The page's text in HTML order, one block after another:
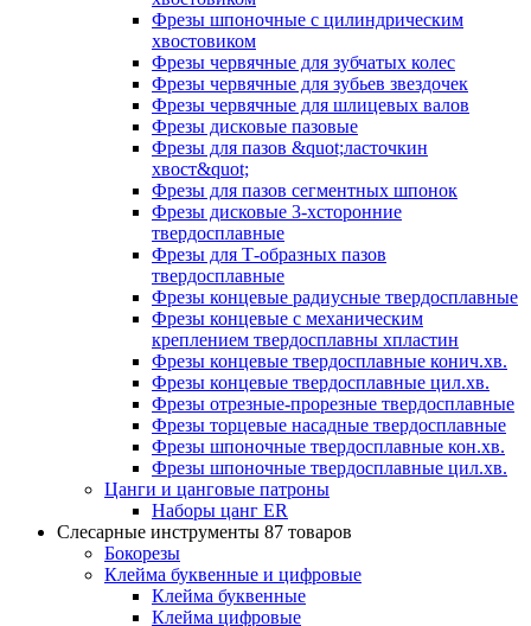
Фрезы шпоночные с цилиндрическим
хвостовиком
Фрезы червячные для зубчатых колес
Фрезы червячные для зубьев звездочек
Фрезы червячные для шлицевых валов
Фрезы дисковые пазовые
Фрезы для пазов &quot;ласточкин
хвост&quot;
Фрезы для пазов сегментных шпонок
Фрезы дисковые 3-хсторонние
твердосплавные
Фрезы для Т-образных пазов
твердосплавные
Фрезы концевые радиусные твердосплавные
Фрезы концевые с механическим
креплением твердосплавны хпластин
Фрезы концевые твердосплавные конич.хв.
Фрезы концевые твердосплавные цил.хв.
Фрезы отрезные-прорезные твердосплавные
Фрезы торцевые насадные твердосплавные
Фрезы шпоночные твердосплавные кон.хв.
Фрезы шпоночные твердосплавные цил.хв.
Цанги и цанговые патроны
Наборы цанг ER
Слесарные инструменты 87 товаров
Бокорезы
Клейма буквенные и цифровые
Клейма буквенные
Клейма цифровые